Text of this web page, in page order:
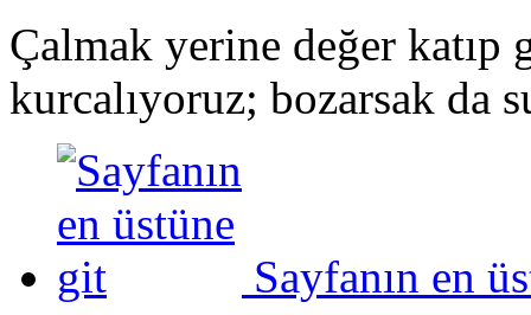
Çalmak yerine değer
kurcalıyoruz; bozarsak da
Sayfanın en